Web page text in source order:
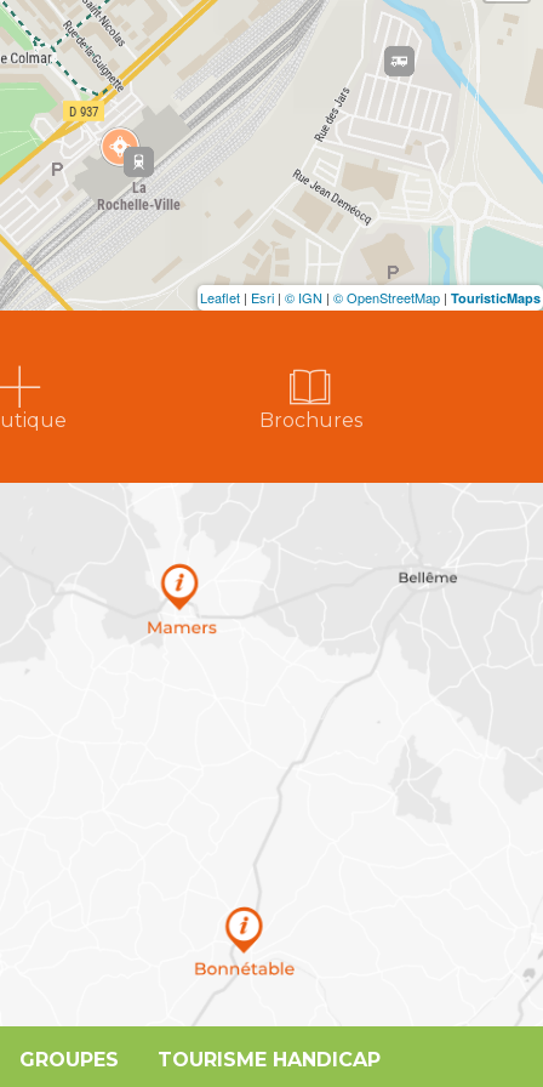
Leaflet | Esri | © IGN | © OpenStreetMap | TouristicMaps
Brochures
GROUPES TOURISME HANDICAP